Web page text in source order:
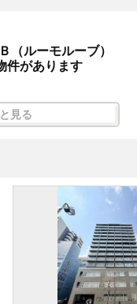
（ルーモルーブ）
件があります
見る